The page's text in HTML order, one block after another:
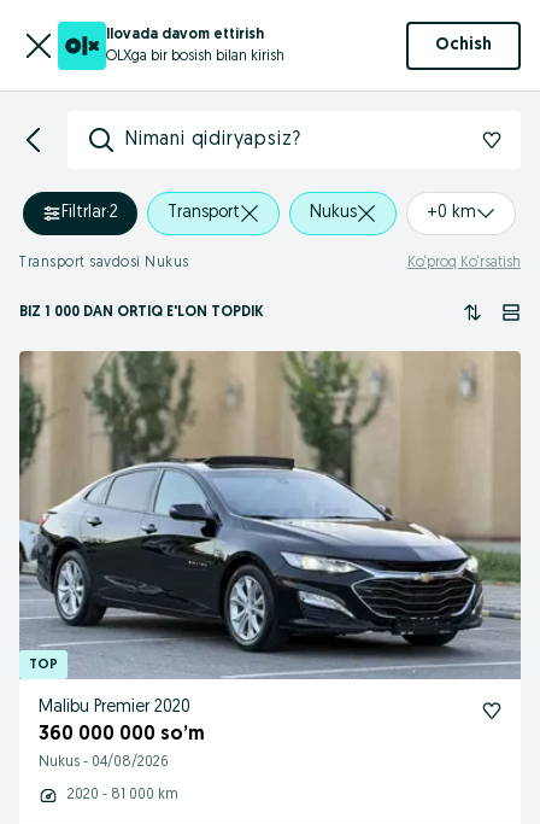
Ilovada davom ettirish
OLXga bir bosish bilan kirish
Ochish
Nimani qidiryapsiz?
Filtrlar·2 Transport Nukus +0 km
Transport savdosi Nukus Ko‘proq Ko‘rsatish
BIZ 1 000 DAN ORTIQ E'LON TOPDIK
Malibu Premier 2020
360 000 000 so’m
Nukus - 04/08/2026
2020 - 81 000 km